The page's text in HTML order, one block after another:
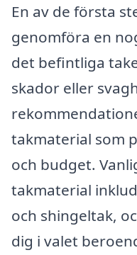
En av de första
genomföra en
det befintliga
skador eller
takmaterial som
och budget.
takmaterial
och shingeltak,
dig i valet